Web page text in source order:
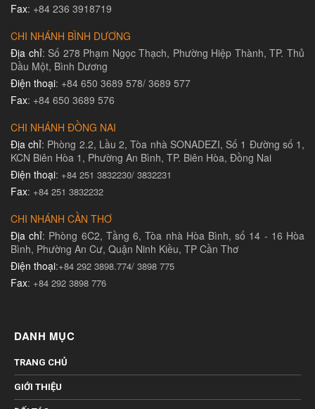
Fax: +84 236 3918719
CHI NHÁNH BÌNH DƯƠNG
Địa chỉ: Số 278 Phạm Ngọc Thạch, Phường Hiệp Thành, TP. Thủ
Dầu Một, Bình Dương
Điện thoại: +84 650 3689 578/ 3689 577
Fax: +84 650 3689 576
CHI NHÁNH ĐỒNG NAI
Địa chỉ: Phòng 2.2, Lầu 2, Tòa nhà SONADEZI, Số 1 Đường số 1,
KCN Biên Hòa 1, Phường An Bình, TP. Biên Hòa, Đồng Nai
Điện thoại: +84 251 3832230/ 3832231​
Fax: +84 251 3832232
CHI NHÁNH CẦN THƠ
Địa chỉ: Phòng 6C2, Tầng 6, Tòa nhà Hòa Bình, số 14 - 16 Hòa
Bình, Phường An Cư, Quận Ninh Kiều, TP Cần Thơ
Điện thoại:+84 292 3898.774/ 3898 775
Fax: +84 292 3898 776
DANH MỤC
TRANG CHỦ
GIỚI THIỆU